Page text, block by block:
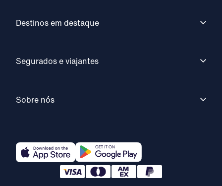
Destinos em destaque
Segurados e viajantes
Sobre nós